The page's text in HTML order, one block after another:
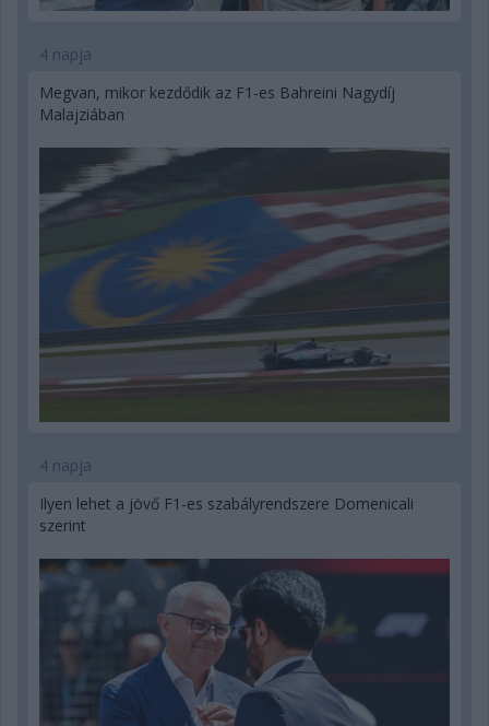
4 napja
Megvan, mikor kezdődik az F1-es Bahreini Nagydíj
Malajziában
4 napja
Ilyen lehet a jövő F1-es szabályrendszere Domenicali
szerint